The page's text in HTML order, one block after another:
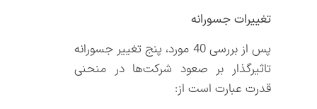
تغییرات جسورانه
پس از بررسی 40 مورد، پنج تغییر جسورانه
تاثیرگذار بر صعود شرکت‌ها در منحنی
قدرت عبارت است از: